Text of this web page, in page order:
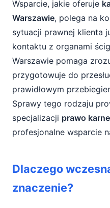
Wsparcie, jakie oferuje
Warszawie, polega na
sytuacji prawnej klienta
kontaktu z organami
Warszawie pomaga
przygotowuje do
prawidłowym
Sprawy tego rodzaju
specjalizacji prawo karne
profesjonalne wsparcie
Dlaczego
znaczenie?